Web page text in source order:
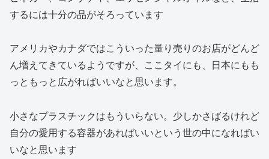
するには十分の品がそろっています
アメリカやカナダではこういった量り売りのお店がどんど
ん増えてきているようですが、ここタイにも、日本にもも
っともっと広がればいいなと思います。
小さなプラスチックはもういらない。少しかさばるけれど
自分の愛用する容器があればいいという世の中になればい
いなと思います